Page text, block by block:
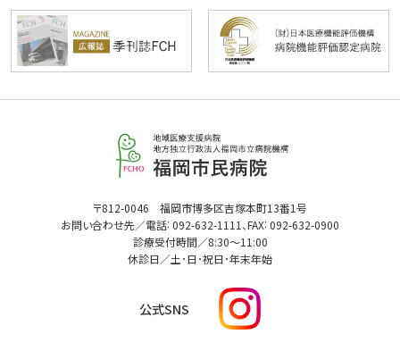
福
岡
市
民
病
〒812-0046 福岡市博多区吉塚本町13番1号
お問い合わせ先／電話: 092-632-1111 、FAX: 092-632-0900
診療受付時間／8:30～11:00
休診日／土･日･祝日･年末年始
公式SNS
I
n